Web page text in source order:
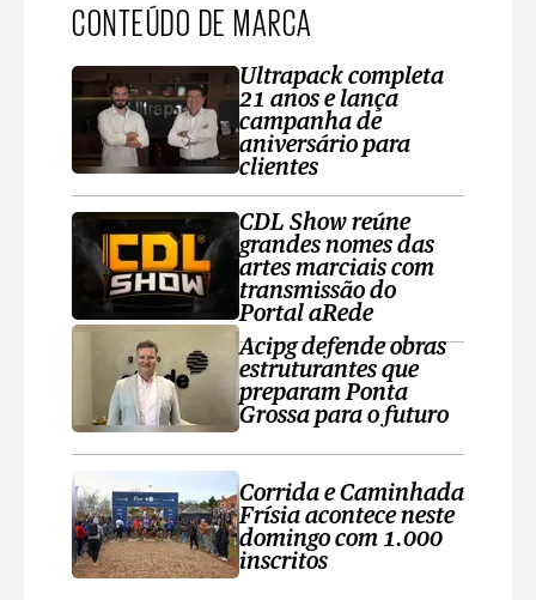
CONTEÚDO DE MARCA
Ultrapack completa
21 anos e lança
campanha de
aniversário para
clientes
CDL Show reúne
grandes nomes das
artes marciais com
transmissão do
Portal aRede
Acipg defende obras
estruturantes que
preparam Ponta
Grossa para o futuro
Corrida e Caminhada
Frísia acontece neste
domingo com 1.000
inscritos